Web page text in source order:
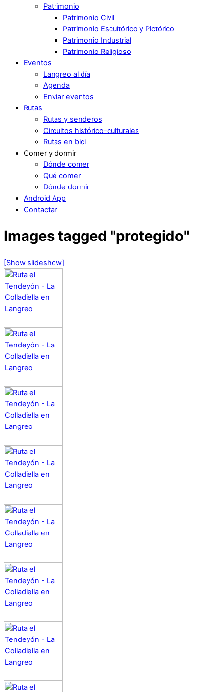
Patrimonio
Patrimonio Civil
Patrimonio Escultórico y Pictórico
Patrimonio Industrial
Patrimonio Religioso
Eventos
Langreo al día
Agenda
Enviar eventos
Rutas
Rutas y senderos
Circuitos histórico-culturales
Rutas en bici
Comer y dormir
Dónde comer
Qué comer
Dónde dormir
Android App
Contactar
Images tagged "protegido"
[Show slideshow]